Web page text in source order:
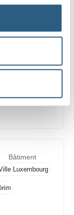
formation
(H/F)
Bâtiment
Bâtiment
Luxembourg